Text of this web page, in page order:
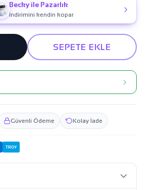
Becky ile Pazarlık
İndirimini kendin kopar
SEPETE EKLE
Güvenli Ödeme Kolay İade
TROY